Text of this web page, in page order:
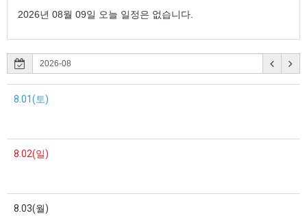
2026년 08월 09일 오늘 일정은 없습니다.
8.01(토)
8.02(일)
8.03(월)